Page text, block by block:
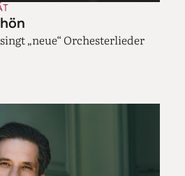
„neue“ Orchesterlieder